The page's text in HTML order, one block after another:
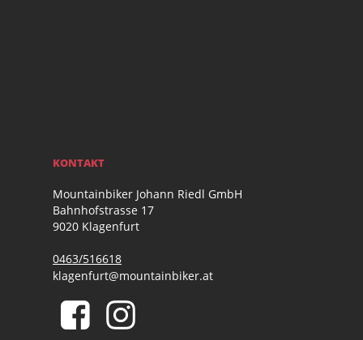
KONTAKT
Mountainbiker Johann Riedl GmbH
Bahnhofstrasse 17
9020 Klagenfurt
0463/516618
klagenfurt@mountainbiker.at